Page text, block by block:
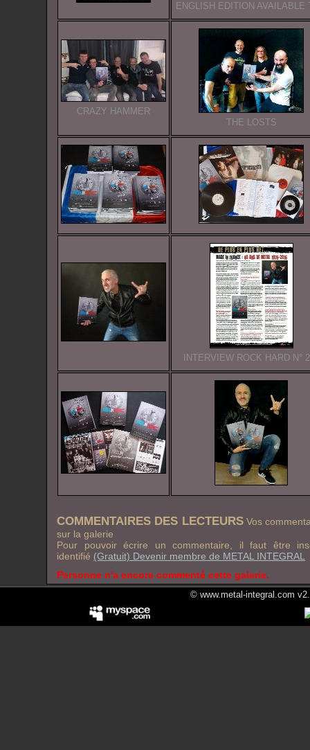
ENGLISH EDITION AVAILABLE
CRAZY HAMMER
THE LOSTS
INTERVIEW ROCK HARD N°
COMMENTAIRES DES LECTEURSVos
sur la galerie
Pour pouvoir écrire un commentaire, il faut être
identifié (Gratuit) Devenir membre de METAL INTEGRAL
Personne n'a encore commenté cette galerie.
© www.metal-integral.com